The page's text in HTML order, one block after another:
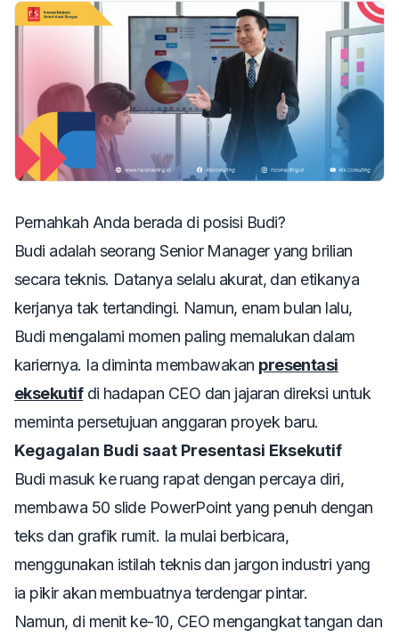
Pernahkah Anda berada di posisi Budi?
Budi adalah seorang Senior Manager yang brilian
secara teknis. Datanya selalu akurat, dan etikanya
kerjanya tak tertandingi. Namun, enam bulan lalu,
Budi mengalami momen paling memalukan dalam
kariernya. Ia diminta membawakan presentasi
eksekutifdi hadapan CEO dan jajaran direksi untuk
meminta persetujuan anggaran proyek baru.
Kegagalan Budi saat Presentasi Eksekutif
Budi masuk ke ruang rapat dengan percaya diri,
membawa 50slidePowerPoint yang penuh dengan
teks dan grafik rumit. Ia mulai berbicara,
menggunakan istilah teknis dan jargon industri yang
ia pikir akan membuatnya terdengar pintar.
Namun, di menit ke-10, CEO mengangkat tangan dan